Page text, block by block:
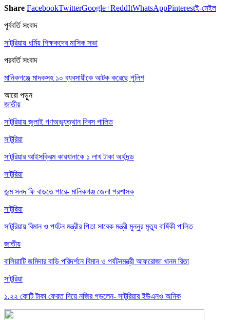
Share FacebookTwitterGoogle+ReddItWhatsAppPinterestই-মেইল
পূর্ববর্তি সংবাদ
সাটুরিয়ায় ধর্মিয় শিক্ষকদের মাসিক সভা
পরবর্তি সংবাদ
মানিকগঞ্জে মাদকসহ ১০ ব্যবসায়ীকে আটক করেছে পুলিশ
আরো পড়ুুন
জাতীয়
সাটুরিয়ায় জুলাই গণঅভ্যুত্থান দিবস পালিত
সাটুরিয়া
সাটুরিয়ার আইসক্রিম কারখানাকে ১ লাখ টাকা অর্থদন্ড
সাটুরিয়া
জন্ম সনদ ফি বাড়তে পারে- মানিকগঞ্জ জেলা প্রশাসক
সাটুরিয়া
সাটুরিয়ায় বিমান ও পর্যটন মন্ত্রীর পিতা সাবেক মন্ত্রী মুন্নুর মৃত্যু বার্ষিকী পালিত
জাতীয়
বালিয়াাটি জমিদার বাড়ি পরিদর্শনে বিমান ও পর্যটনমন্ত্রী আফরোজা খানম রিতা
সাটুরিয়া
১.২২ কোটি টাকা ফেরত দিয়ে নজির গড়লেন- সাটুরিয়ার ইউএনও অনিক